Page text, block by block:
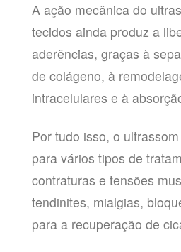
A ação mecânica do
tecidos ainda produz a
aderências, graças à
de colágeno, à
intracelulares e à
Por tudo isso, o
para vários tipos de
contraturas e tensões
tendinites, mialgias,
para a recuperação de